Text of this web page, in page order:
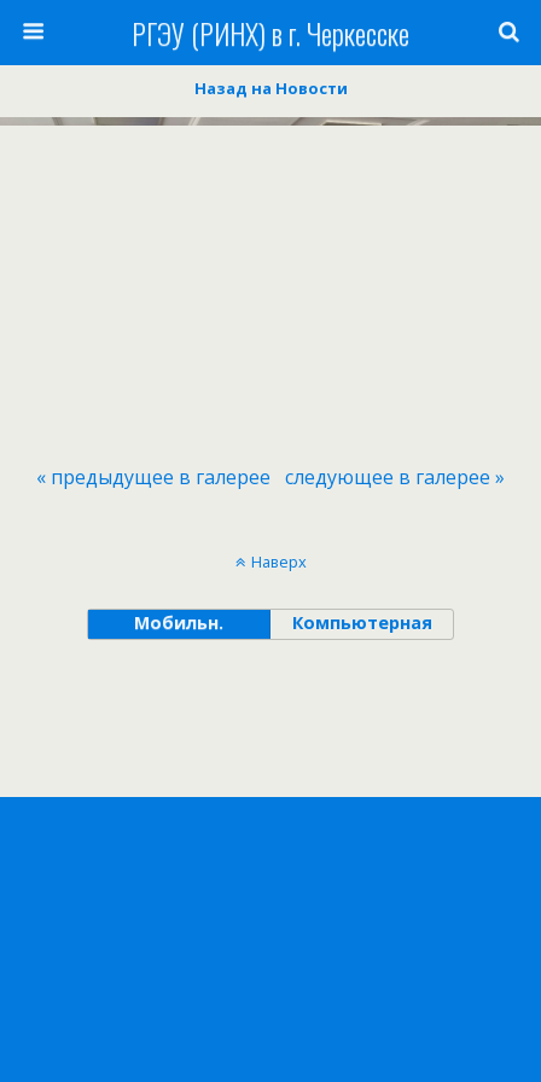
РГЭУ (РИНХ) в г. Черкесске
Назад на Новости
« предыдущее в галерее следующее в галерее »
Наверх
Мобильн. Компьютерная